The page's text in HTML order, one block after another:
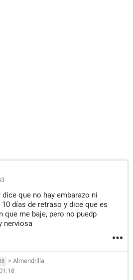
que no hay embarazo ni
días de retraso y dice que es
que me baje, pero no puedp
nerviosa
> Almendrilla